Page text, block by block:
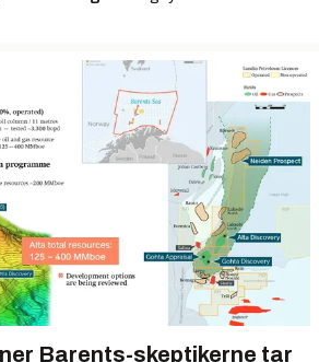
Barents-skeptikerne tar